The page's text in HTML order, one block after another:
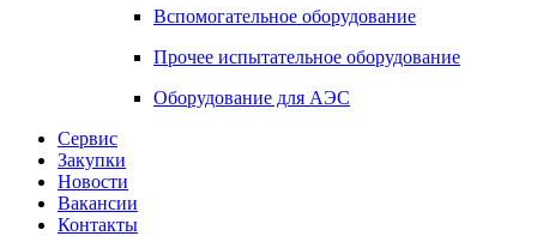
Вспомогательное оборудование
Прочее испытательное оборудование
Оборудование для АЭС
Сервис
Закупки
Новости
Вакансии
Контакты